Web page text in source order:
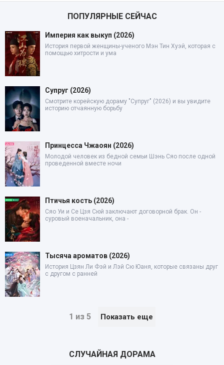
ПОПУЛЯРНЫЕ СЕЙЧАС
Империя как выкуп (2026)
История первой женщины-ученого Мэн Тин Хуэй, которая с
помощью хитрости и ума
Супруг (2026)
Смотрите корейскую дораму "Супруг" (2026) и вы увидите
историю отчаянную борьбу
Принцесса Чжаоян (2026)
Молодой человек из бедной семьи Шэнь Сяо после одной
проведенной вместе ночи
Птичья кость (2026)
Сяо Уи и Се Цзя Сюй заключают договорной брак. Он -
суровый военачальник, она -
Тысяча ароматов (2026)
История Цзян Ли Фэй и Лэй Сю Юаня, которые связаны друг
с другом с ранней
1 из 5 Показать еще
СЛУЧАЙНАЯ ДОРАМА